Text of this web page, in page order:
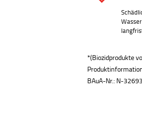
*(Biozidprodukte
BAuA-Nr.: N-32693